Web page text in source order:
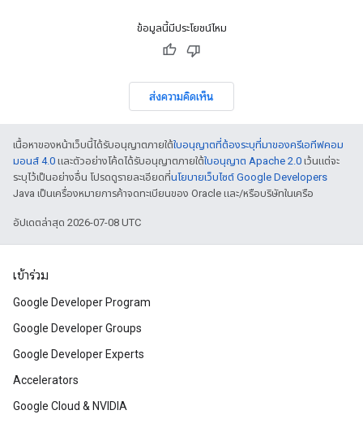
ข้อมูลนี้มีประโยชน์ไหม
ส่งความคิดเห็น
เนื้อหาของหน้าเว็บนี้ได้รับอนุญาตภายใต้ใบอนุญาตที่ต้องระบุที่มาของครีเอทีฟคอม
มอนส์ 4.0 และตัวอย่างโค้ดได้รับอนุญาตภายใต้ใบอนุญาต Apache 2.0 เว้นแต่จะ
ระบุไว้เป็นอย่างอื่น โปรดดูรายละเอียดที่นโยบายเว็บไซต์ Google Developers
Java เป็นเครื่องหมายการค้าจดทะเบียนของ Oracle และ/หรือบริษัทในเครือ
อัปเดตล่าสุด 2026-07-08 UTC
เข้าร่วม
Google Developer Program
Google Developer Groups
Google Developer Experts
Accelerators
Google Cloud & NVIDIA